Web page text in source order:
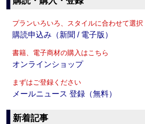
プランいろいろ、スタイルに合わせて選択
購読申込み（新聞 / 電子版）
書籍、電子商材の購入はこちら
オンラインショップ
まずはご登録ください
メールニュース 登録（無料）
新着記事